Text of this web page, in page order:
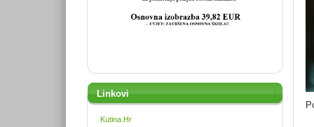
Linkovi
Kutina.Hr